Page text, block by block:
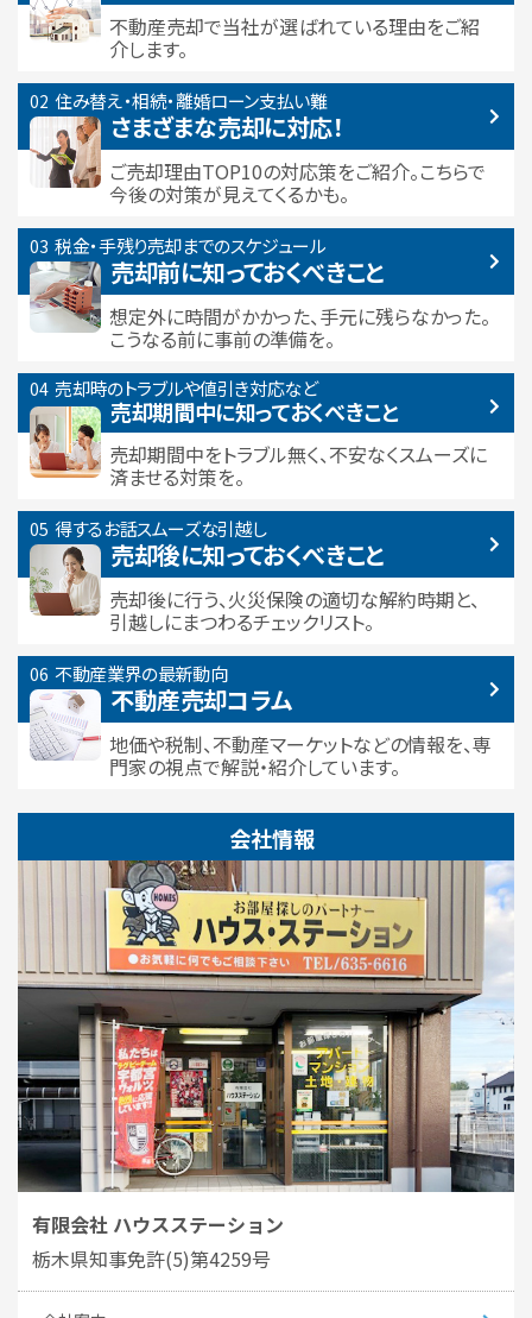
不動産売却で当社が選ばれている理由をご紹
介します。
住み替え・相続・離婚ローン支払い難
さまざまな売却に対応！
ご売却理由TOP10の対応策をご紹介。こちらで
今後の対策が見えてくるかも。
税金・手残り売却までのスケジュール
売却前に知っておくべきこと
想定外に時間がかかった、手元に残らなかった。
こうなる前に事前の準備を。
売却時のトラブルや値引き対応など
売却期間中に知っておくべきこと
売却期間中をトラブル無く、不安なくスムーズに
済ませる対策を。
得するお話スムーズな引越し
売却後に知っておくべきこと
売却後に行う、火災保険の適切な解約時期と、
引越しにまつわるチェックリスト。
不動産業界の最新動向
不動産売却コラム
地価や税制、不動産マーケットなどの情報を、専
門家の視点で解説・紹介しています。
会社情報
有限会社 ハウスステーション
栃木県知事免許(5)第4259号